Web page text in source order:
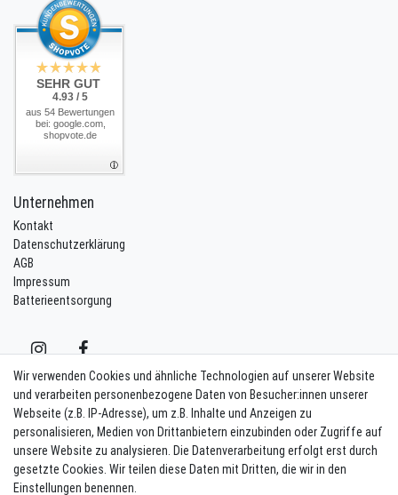
SEHR GUT
4.93 / 5
aus 54 Bewertungen
bei: google.com,
shopvote.de
Unternehmen
Kontakt
Datenschutzerklärung
AGB
Impressum
Batterieentsorgung
Vertrag widerrufen Kontakt
Newsletter eintragen
Melde Dich an um alle Vorteile zu genießen. Plus 10 EUR Gutschein für
Wir verwenden Cookies und ähnliche Technologien auf unserer Website
und verarbeiten personenbezogene Daten von Besucher:innen unserer
Webseite (z.B. IP-Adresse), um z.B. Inhalte und Anzeigen zu
personalisieren, Medien von Drittanbietern einzubinden oder Zugriffe auf
unsere Website zu analysieren. Die Datenverarbeitung erfolgt erst durch
gesetzte Cookies. Wir teilen diese Daten mit Dritten, die wir in den
Einstellungen benennen.